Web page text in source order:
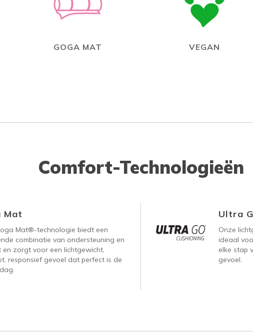
GOGA MAT VEGAN
Comfort-Technologieën
Mat
Mat®-technologie biedt een
combinatie van ondersteuning en
en zorgt voor een lichtgewicht,
responsief gevoel dat perfect is de
Ultra
Onze
ideaal
elke stap
gevoel.